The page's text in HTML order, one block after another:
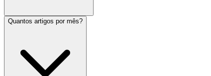
Quantos artigos por mês?